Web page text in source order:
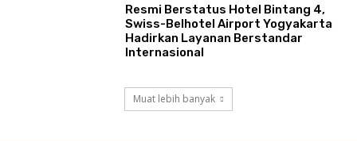
Resmi Berstatus Hotel Bintang 4,
Swiss-Belhotel Airport Yogyakarta
Hadirkan Layanan Berstandar
Internasional
Muat lebih banyak